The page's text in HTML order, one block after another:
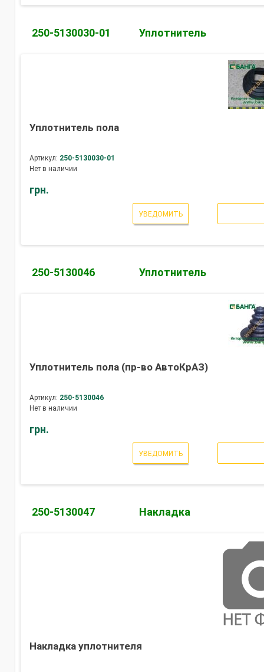
250-5130030-01 Уплотнитель
Уплотнитель пола
Артикул: 250-5130030-01
Нет в наличии
грн.
УВЕДОМИТЬ
250-5130046 Уплотнитель
Уплотнитель пола (пр-во АвтоКрАЗ)
Артикул: 250-5130046
Нет в наличии
грн.
УВЕДОМИТЬ
250-5130047 Накладка
Накладка уплотнителя